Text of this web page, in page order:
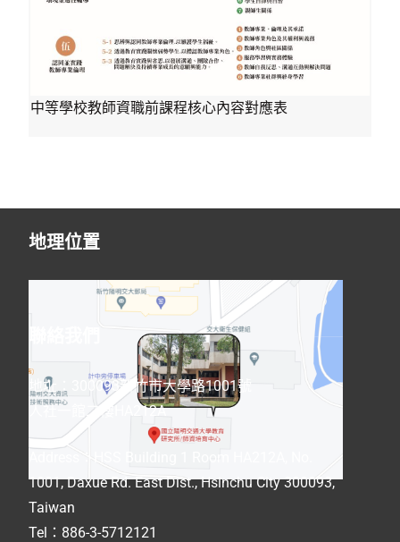
中等學校教師資職前課程核心內容對應表
地理位置
地址：300093新竹市大學路1001號
人社一館二樓HA212A
1001, Daxue Rd. East Dist., Hsinchu City 300093,
Taiwan
Tel：886-3-5712121